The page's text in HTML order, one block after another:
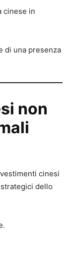
cinese in
di una presenza
non
cinesi
dello